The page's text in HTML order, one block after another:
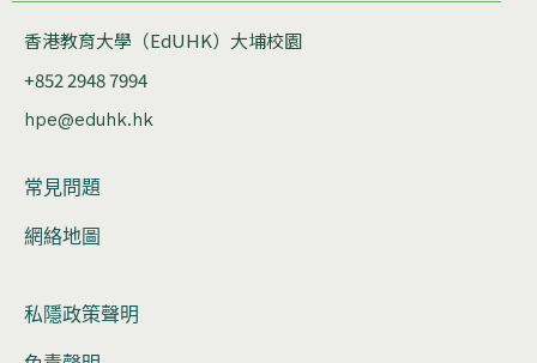
香港教育大學（EdUHK）大埔校園
+852 2948 7994
hpe@eduhk.hk
常見問題
網絡地圖
私隱政策聲明